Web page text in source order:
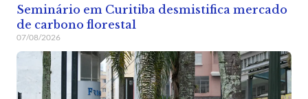
Seminário em Curitiba desmistifica mercado
de carbono florestal
07/08/2026